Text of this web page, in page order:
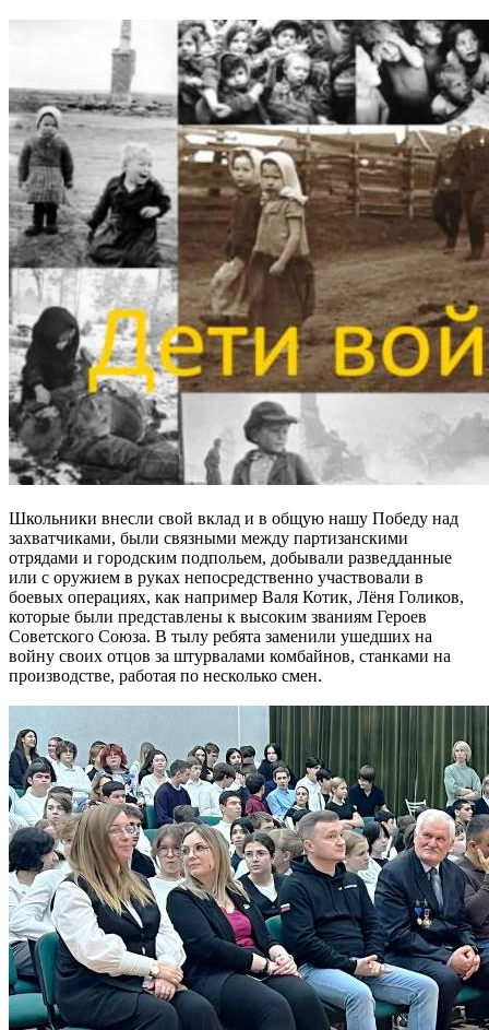
Школьники внесли свой вклад и в общую нашу Победу над
захватчиками, были связными между партизанскими
отрядами и городским подпольем, добывали разведданные
или с оружием в руках непосредственно участвовали в
боевых операциях, как например Валя Котик, Лёня Голиков,
которые были представлены к высоким званиям Героев
Советского Союза. В тылу ребята заменили ушедших на
войну своих отцов за штурвалами комбайнов, станками на
производстве, работая по несколько смен.